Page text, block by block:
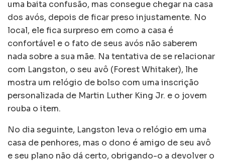
uma baita confusão, mas consegue chegar na casa
dos avós, depois de ficar preso injustamente. No
local, ele fica surpreso em como a casa é
confortável e o fato de seus avós não saberem
nada sobre a sua mãe. Na tentativa de se relacionar
com Langston, o seu avô (Forest Whitaker), lhe
mostra um relógio de bolso com uma inscrição
personalizada de Martin Luther King Jr. e o jovem
rouba o item.
No dia seguinte, Langston leva o relógio em uma
casa de penhores, mas o dono é amigo de seu avô
e seu plano não dá certo, obrigando-o a devolver o